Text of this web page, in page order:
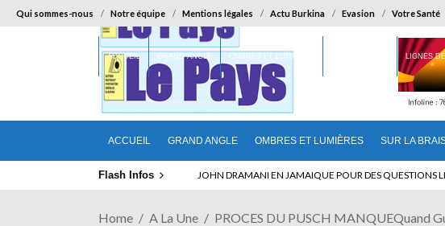
Qui sommes-nous Notre équipe Mentions légales Actu Burkina Evasion Votre Santé
ACCUEIL GRAND ANGLE OMBRES ET LUMIÈRES SUR LA
ACCUEIL GRAND ANGLE OMBRES ET LUMIÈRES LIGNES
Flash Infos ELECTION DE TALON A LA TETE DU SENAT BENINOIS
Home A La Une PROCES DU PUSCH MANQUEQuand